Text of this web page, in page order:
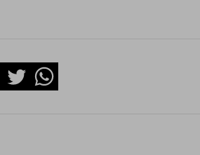
TwitterWhatsapp